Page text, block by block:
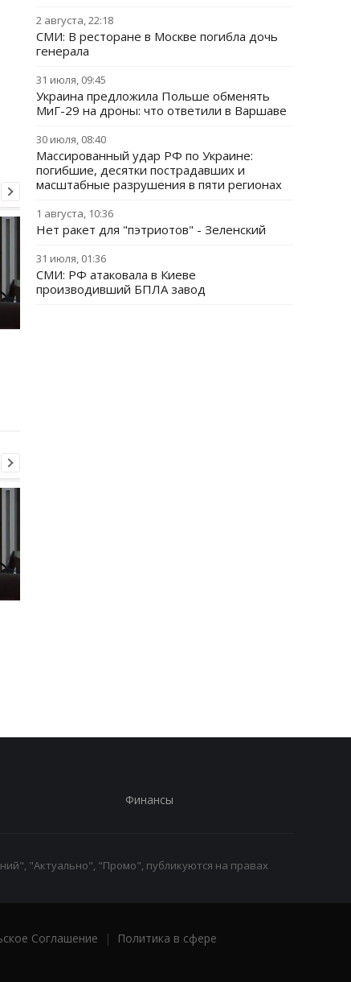
2 августа, 22:18
СМИ: В ресторане в Москве погибла дочь
генерала
31 июля, 09:45
Украина предложила Польше обменять
МиГ-29 на дроны: что ответили в Варшаве
30 июля, 08:40
Массированный удар РФ по Украине:
погибшие, десятки пострадавших и
масштабные разрушения в пяти регионах
1 августа, 10:36
Нет ракет для "пэтриотов" - Зеленский
31 июля, 01:36
СМИ: РФ атаковала в Киеве
производивший БПЛА завод
Финансы
"Актуально", "Промо", публикуются на правах
Соглашение |
Политика в сфере